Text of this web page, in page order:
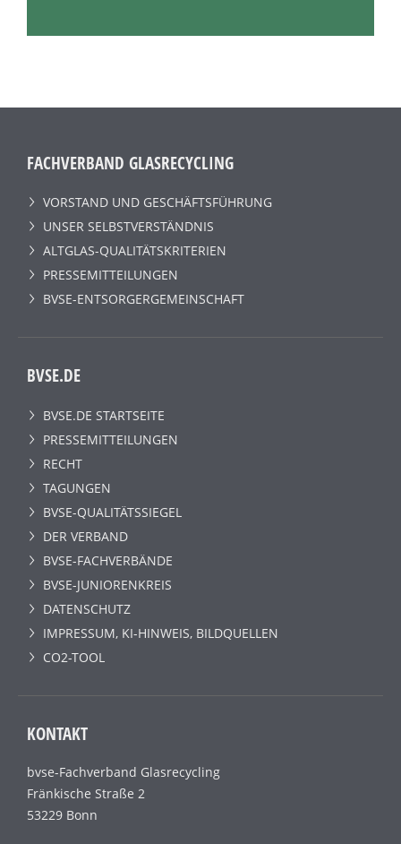
FACHVERBAND GLASRECYCLING
VORSTAND UND GESCHÄFTSFÜHRUNG
UNSER SELBSTVERSTÄNDNIS
ALTGLAS-QUALITÄTSKRITERIEN
PRESSEMITTEILUNGEN
BVSE-ENTSORGERGEMEINSCHAFT
BVSE.DE
BVSE.DE STARTSEITE
PRESSEMITTEILUNGEN
RECHT
TAGUNGEN
BVSE-QUALITÄTSSIEGEL
DER VERBAND
BVSE-FACHVERBÄNDE
BVSE-JUNIORENKREIS
DATENSCHUTZ
IMPRESSUM, KI-HINWEIS, BILDQUELLEN
CO2-TOOL
KONTAKT
bvse-Fachverband Glasrecycling
Fränkische Straße 2
53229 Bonn